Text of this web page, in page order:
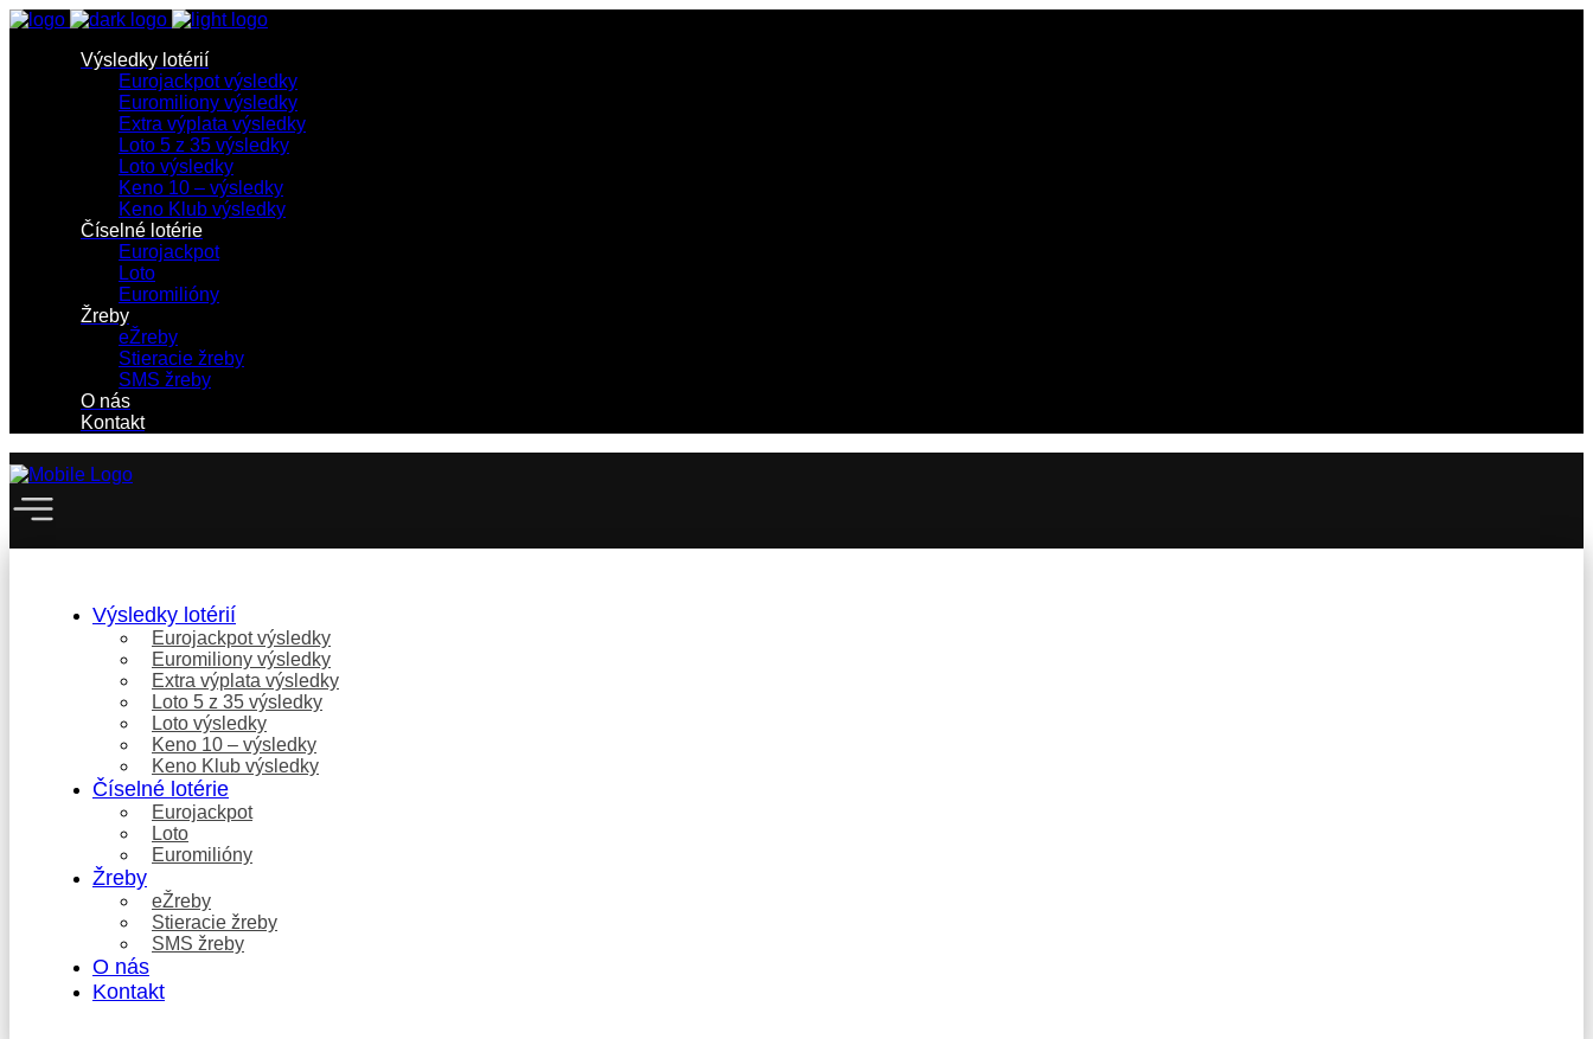
Výsledky lotérií
Eurojackpot výsledky
Euromiliony výsledky
Extra výplata výsledky
Loto 5 z 35 výsledky
Loto výsledky
Keno 10 – výsledky
Keno Klub výsledky
Číselné lotérie
Eurojackpot
Loto
Euromilióny
Žreby
eŽreby
Stieracie žreby
SMS žreby
O nás
Kontakt
Výsledky lotérií
Eurojackpot výsledky
Euromiliony výsledky
Extra výplata výsledky
Loto 5 z 35 výsledky
Loto výsledky
Keno 10 – výsledky
Keno Klub výsledky
Číselné lotérie
Eurojackpot
Loto
Euromilióny
Žreby
eŽreby
Stieracie žreby
SMS žreby
O nás
Kontakt